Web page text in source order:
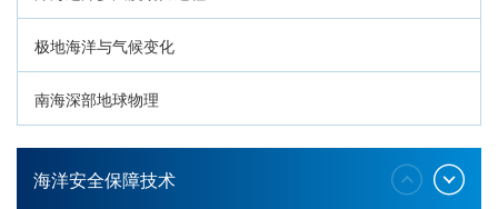
极地海洋与气候变化
南海深部地球物理
深海生命与生态过程
海洋安全保障技术